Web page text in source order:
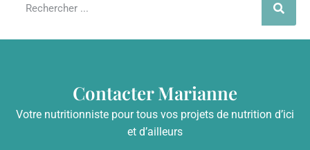
Contacter Marianne
Votre nutritionniste pour tous vos projets de nutrition d’ici
et d’ailleurs